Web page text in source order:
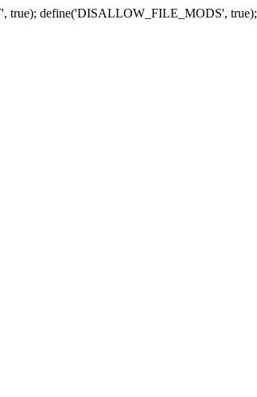
true); define('DISALLOW_FILE_MODS', true);